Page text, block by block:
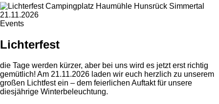
21.11.2026
Events
Lichterfest
die Tage werden kürzer, aber bei uns wird es jetzt erst richtig
gemütlich! Am 21.11.2026 laden wir euch herzlich zu unserem
großen Lichtfest ein – dem feierlichen Auftakt für unsere
diesjährige Winterbeleuchtung.